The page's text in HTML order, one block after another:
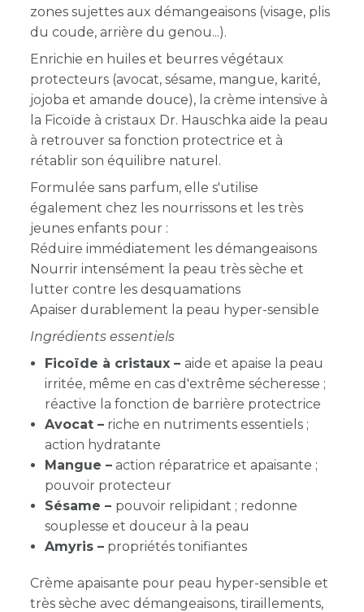
zones sujettes aux démangeaisons (visage, plis
du coude, arrière du genou...).
Enrichie en huiles et beurres végétaux
protecteurs (avocat, sésame, mangue, karité,
jojoba et amande douce), la crèmeintensive à
la Ficoïde à cristaux Dr. Hauschka aide la peau
à retrouver sa fonction protectrice et à
rétablir son équilibre naturel.
Formulée sans parfum, elle s'utilise
également chez les nourrissons et les très
jeunes enfants pour :
Réduire immédiatement les démangeaisons
Nourrir intensément la peau très sèche et
lutter contre les desquamations
Apaiser durablement la peau hyper-sensible
Ingrédients essentiels
Ficoïde à cristaux – aide et apaise la peau
irritée, même en cas d'extrême sécheresse ;
réactive la fonction de barrière protectrice
Avocat – riche en nutriments essentiels ;
action hydratante
Mangue – action réparatrice et apaisante ;
pouvoir protecteur
Sésame – pouvoir relipidant ; redonne
souplesse et douceur à la peau
Amyris – propriétés tonifiantes
Crème apaisante pour peau hyper-sensible et
très sèche avec démangeaisons, tiraillements,